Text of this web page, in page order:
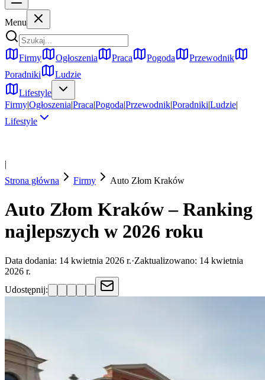
Menu
Firmy Ogłoszenia Praca Pogoda
Przewodnik
Poradniki
Ludzie
Lifestyle
Firmy|Ogłoszenia|Praca|Pogoda|Przewodnik|Poradniki|Ludzie|
Lifestyle
|
Strona główna
Firmy Auto Złom Kraków
Auto Złom Kraków – Ranking
najlepszych w 2026 roku
Data dodania: 14 kwietnia 2026 r.·Zaktualizowano: 14 kwietnia
2026 r.
Udostępnij: